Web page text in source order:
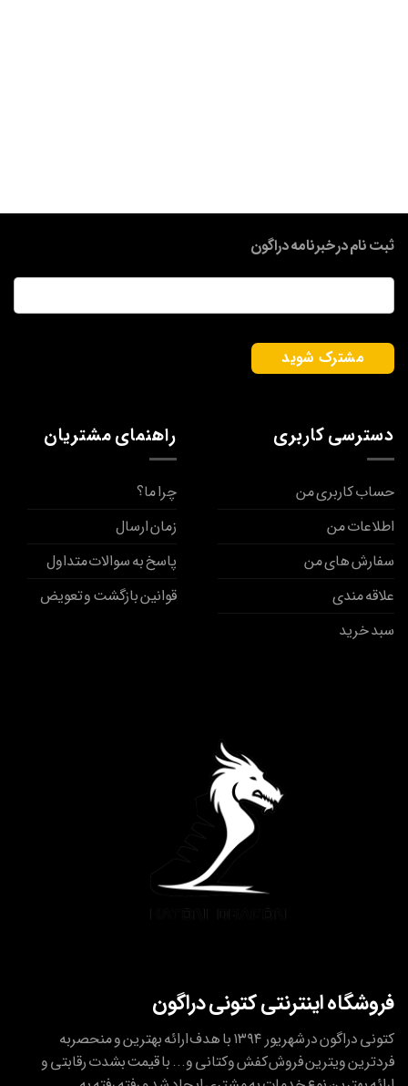
دسترسی کاربری
حساب کاربری من
اطلاعات من
سفارش های من
علاقه مندی
سبد خرید
ثبت نام در خبرنامه دراگون
ایمیل*
راهنمای مشتریان
چرا ما؟
زمان ارسال
پاسخ به سوالات متداول
قوانین بازگشت و تعویض
فروشگاه اینترنتی کتونی دراگون
کتونی دراگون در شهریور ۱۳۹۴ با هدف ارائه بهترین و منحصربه
فردترین ویترین فروش کفش وکتانی و... با قیمت بشدت رقابتی و